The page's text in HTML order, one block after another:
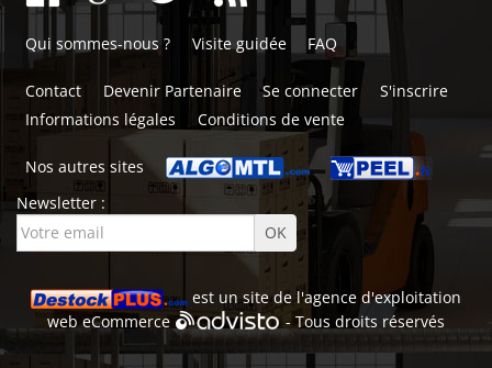
Qui sommes-nous ? Visite guidée FAQ
Contact Devenir Partenaire Se connecter
S'inscrire
Informations légales
Conditions de vente
Nos autres sites
Newsletter :
est un site de l'agence d'exploitation
webeCommerce - Tous droits réservés